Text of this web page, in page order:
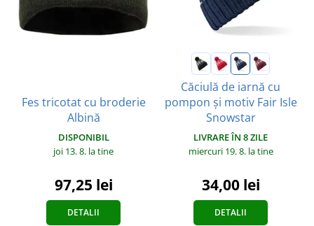
Fes tricotat cu broderie
Albină
DISPONIBIL
joi 13. 8. la tine
97,25 lei
DETALII
Căciulă de iarnă cu
pompon și motiv Fair Isle
Snowstar
LIVRARE ÎN 8 ZILE
miercuri 19. 8. la tine
34,00 lei
DETALII